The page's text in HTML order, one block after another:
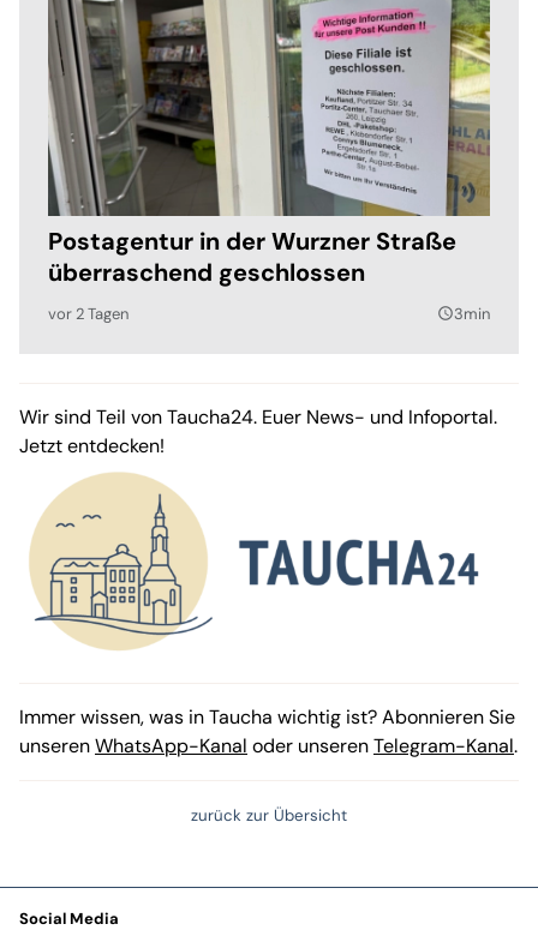
Postagentur in der Wurzner Straße
überraschend geschlossen
vor 2 Tagen query_builder3min
Wir sind Teil von Taucha24. Euer News- und Infoportal.
Jetzt entdecken!
Immer wissen, was in Taucha wichtig ist? Abonnieren Sie
unserenWhatsApp-Kanal oder unserenTelegram-Kanal.
zurück zur Übersicht
Social Media